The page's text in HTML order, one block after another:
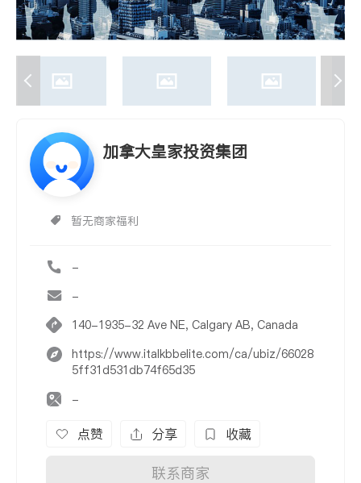
加拿大皇家投资集团
暂无商家福利
-
-
140-1935-32 Ave NE, Calgary AB, Canada
https://www.italkbbelite.com/ca/ubiz/66028
5ff31d531db74f65d35
-
点赞 分享 收藏
联系商家